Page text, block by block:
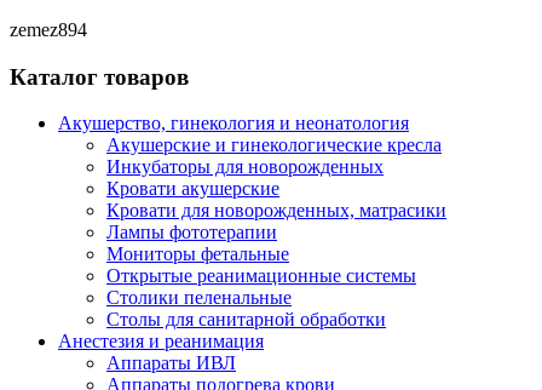
zemez894
Каталог товаров
Акушерство, гинекология и неонатология
Акушерские и гинекологические креслa
Инкубаторы для новорожденных
Кровати акушерские
Кровати для новорожденных, матрасики
Лампы фототерапии
Мониторы фетальные
Открытые реанимационные системы
Столики пеленальные
Столы для санитарной обработки
Анестезия и реанимация
Аппараты ИВЛ
Аппараты подогрева крови